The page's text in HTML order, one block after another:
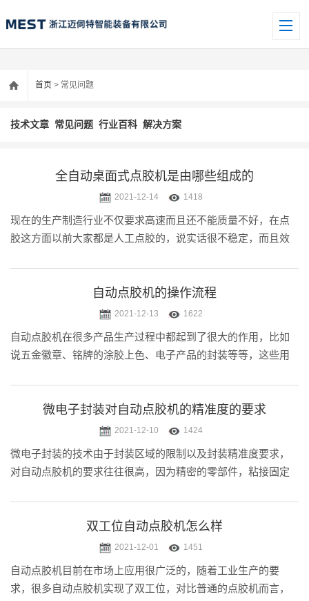
首页 > 常见问题
技术文章 常见问题 行业百科 解决方案
全自动桌面式点胶机是由哪些组成的
2021-12-14 1418
现在的生产制造行业不仅要求高速而且还不能质量不好，在点
胶这方面以前大家都是人工点胶的，说实话很不稳定，而且效
面式点胶机，这是一款经济.....自动点胶机的操作流程
2021-12-13 1622
自动点胶机在很多产品生产过程中都起到了很大的作用，比如
说五金徽章、铭牌的涂胶上色、电子产品的封装等等，这些用
后，首先要搞清楚点胶机的操.....
微电子封装对自动点胶机的精准度的要求
2021-12-10 1424
微电子封装的技术由于封装区域的限制以及封装精准度要求，
对自动点胶机的要求往往很高，因为精密的零部件，粘接固定
精准度要求是多少呢?下面.....双工位自动点胶机怎么样
2021-12-01 1451
自动点胶机目前在市场上应用很广泛的，随着工业生产的要
求，很多自动点胶机实现了双工位，对比普通的点胶机而言，